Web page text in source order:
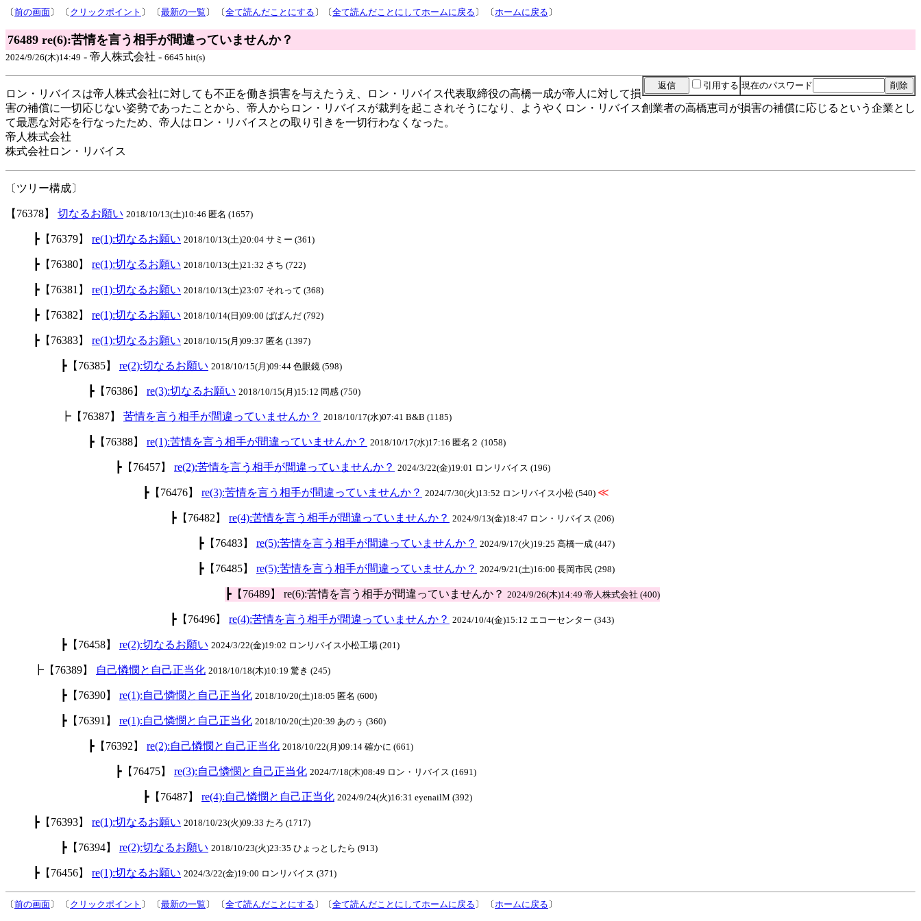
〔前の画面〕 〔 クリックポイント 〕 〔最新の一覧 〕 〔全て読んだことにする 〕〔全て読んだことにしてホームに戻る 〕 〔ホームに戻る 〕
76489 re(6):苦情を言う相手が間違っていませんか？
2024/9/26(木)14:49 - 帝人株式会社 - 6645 hit(s)
引用する 現在のパスワード
ロン・リバイスは帝人株式会社に対しても不正を働き損害を与えたうえ、ロン・リバイス代表取締役の高橋一成が帝人に対して損
害の補償に一切応じない姿勢であったことから、帝人からロン・リバイスが裁判を起こされそうになり、ようやくロン・リバイス創業者の高橋恵司が損害の補償に応じるという企業とし
て最悪な対応を行なったため、帝人はロン・リバイスとの取り引きを一切行わなくなった。
帝人株式会社
株式会社ロン・リバイス
〔ツリー構成〕
【76378】 切なるお願い 2018/10/13(土)10:46 匿名 (1657)
┣【76379】 re(1):切なるお願い 2018/10/13(土)20:04 サミー (361)
┣【76380】 re(1):切なるお願い 2018/10/13(土)21:32 さち (722)
┣【76381】 re(1):切なるお願い 2018/10/13(土)23:07 それって (368)
┣【76382】 re(1):切なるお願い 2018/10/14(日)09:00 ぱぱんだ (792)
┣【76383】 re(1):切なるお願い 2018/10/15(月)09:37 匿名 (1397)
┣【76385】 re(2):切なるお願い 2018/10/15(月)09:44 色眼鏡 (598)
┣【76386】 re(3):切なるお願い 2018/10/15(月)15:12 同感 (750)
┣【76387】 苦情を言う相手が間違っていませんか？ 2018/10/17(水)07:41 B&B (1185)
┣【76388】 re(1):苦情を言う相手が間違っていませんか？ 2018/10/17(水)17:16 匿名２ (1058)
┣【76457】 re(2):苦情を言う相手が間違っていませんか？ 2024/3/22(金)19:01 ロンリバイス (196)
┣【76476】 re(3):苦情を言う相手が間違っていませんか？ 2024/7/30(火)13:52 ロンリバイス小松 (540) ≪
┣【76482】 re(4):苦情を言う相手が間違っていませんか？ 2024/9/13(金)18:47 ロン・リバイス (206)
┣【76483】 re(5):苦情を言う相手が間違っていませんか？ 2024/9/17(火)19:25 高橋一成 (447)
┣【76485】 re(5):苦情を言う相手が間違っていませんか？ 2024/9/21(土)16:00 長岡市民 (298)
┣【76489】 re(6):苦情を言う相手が間違っていませんか？ 2024/9/26(木)14:49 帝人株式会社 (400)
┣【76496】 re(4):苦情を言う相手が間違っていませんか？ 2024/10/4(金)15:12 エコーセンター (343)
┣【76458】 re(2):切なるお願い 2024/3/22(金)19:02 ロンリバイス小松工場 (201)
┣【76389】 自己憐憫と自己正当化 2018/10/18(木)10:19 驚き (245)
┣【76390】 re(1):自己憐憫と自己正当化 2018/10/20(土)18:05 匿名 (600)
┣【76391】 re(1):自己憐憫と自己正当化 2018/10/20(土)20:39 あのぅ (360)
┣【76392】 re(2):自己憐憫と自己正当化 2018/10/22(月)09:14 確かに (661)
┣【76475】 re(3):自己憐憫と自己正当化 2024/7/18(木)08:49 ロン・リバイス (1691)
┣【76487】 re(4):自己憐憫と自己正当化 2024/9/24(火)16:31 eyenailM (392)
┣【76393】 re(1):切なるお願い 2018/10/23(火)09:33 たろ (1717)
┣【76394】 re(2):切なるお願い 2018/10/23(火)23:35 ひょっとしたら (913)
┣【76456】 re(1):切なるお願い 2024/3/22(金)19:00 ロンリバイス (371)
〔前の画面〕 〔 クリックポイント 〕 〔最新の一覧 〕 〔全て読んだことにする 〕〔全て読んだことにしてホームに戻る 〕 〔ホームに戻る 〕